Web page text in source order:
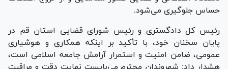
حساس جلوگیری می‌شود.
رئیس کل دادگستری و رئیس شورای قضایی استان قم در
پایان سخنان خود، با تأکید بر اینکه همکاری و هوشیاری
عمومی، ضامن امنیت و استمرار آرامش جامعه اسلامی است،